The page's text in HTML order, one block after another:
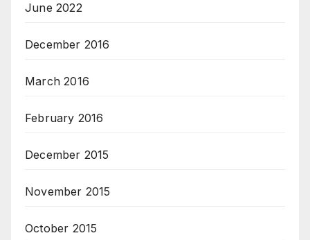
June 2022
December 2016
March 2016
February 2016
December 2015
November 2015
October 2015